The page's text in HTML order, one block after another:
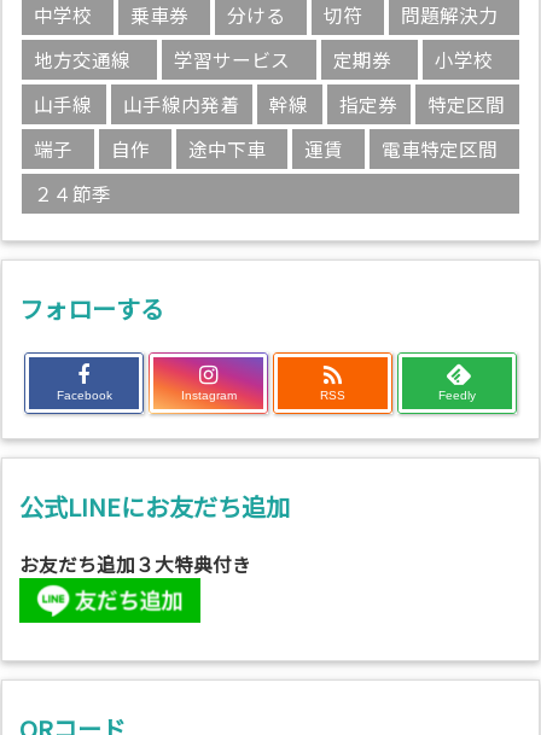
中学校
乗車券 分ける 切符
問題解決力
地方交通線
学習サービス 定期券
小学校
山手線
山手線内発着 幹線 指定券
特定区間
端子
自作 途中下車 運賃
電車特定区間
２４節季
フォローする
Facebook Instagram

RSS Feedly
公式LINEにお友だち追加
お友だち追加３大特典付き